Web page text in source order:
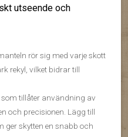
utseende och
rör sig med varje skott
rekyl, vilket bidrar till
tillåter användning av
och precisionen. Lägg till
ger skytten en snabb och